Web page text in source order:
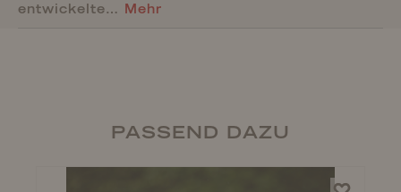
entwickelte… Mehr
PASSEND DAZU